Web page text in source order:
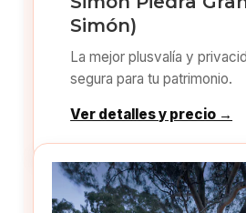
Simón)
La mejor plusvalía y
segura para tu patrimonio.
Ver detalles y precio →